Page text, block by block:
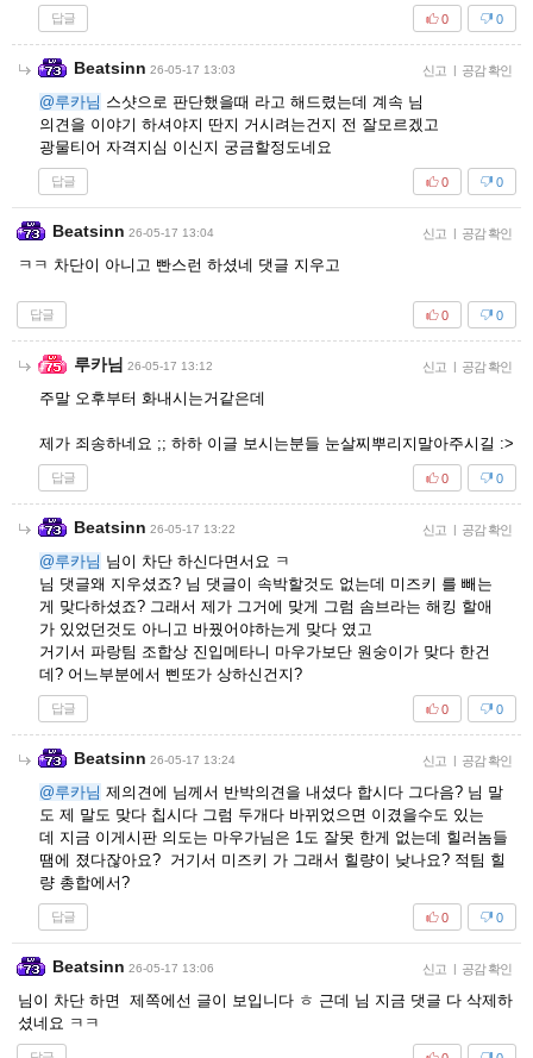
답글 0
0
Beatsinn 26-05-17 13:03 신고 | 공감 확인
@루카님 스샷으로 판단했을때 라고 해드렸는데 계속 님
의견을 이야기 하셔야지 딴지 거시려는건지 전 잘모르겠고
광물티어 자격지심 이신지 궁금할정도네요
답글 0
0
Beatsinn 26-05-17 13:04 신고 | 공감 확인
ㅋㅋ 차단이 아니고 빤스런 하셨네 댓글 지우고
답글 0
0
루카님 26-05-17 13:12 신고 | 공감 확인
주말 오후부터 화내시는거같은데
제가 죄송하네요 ;; 하하 이글 보시는분들 눈살찌뿌리지말아주시길 :>
답글 0
0
Beatsinn 26-05-17 13:22 신고 | 공감 확인
@루카님 님이 차단 하신다면서요 ㅋ
님 댓글왜 지우셨죠? 님 댓글이 속박할것도 없는데 미즈키 를 빼는
게 맞다하셨죠? 그래서 제가 그거에 맞게 그럼 솜브라는 해킹 할애
가 있었던것도 아니고 바꿨어야하는게 맞다 였고
거기서 파랑팀 조합상 진입메타니 마우가보단 원숭이가 맞다 한건
데? 어느부분에서 삔또가 상하신건지?
답글 0
0
Beatsinn 26-05-17 13:24 신고 | 공감 확인
@루카님 제의견에 님께서 반박의견을 내셨다 합시다 그다음? 님 말
도 제 말도 맞다 칩시다 그럼 두개다 바뀌었으면 이겼을수도 있는
데 지금 이게시판 의도는 마우가님은 1도 잘못 한게 없는데 힐러놈들
땜에 졌다잖아요? 거기서 미즈키 가 그래서 힐량이 낮나요? 적팀 힐
량 총합에서?
답글 0
0
Beatsinn 26-05-17 13:06 신고 | 공감 확인
님이 차단 하면 제쪽에선 글이 보입니다 ㅎ 근데 님 지금 댓글 다 삭제하
셨네요 ㅋㅋ